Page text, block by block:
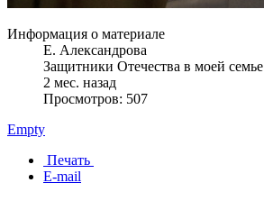
Информация о материале
Е. Александрова
Защитники Отечества в моей семье
2 мес. назад
Просмотров: 507
Empty
Печать
E-mail